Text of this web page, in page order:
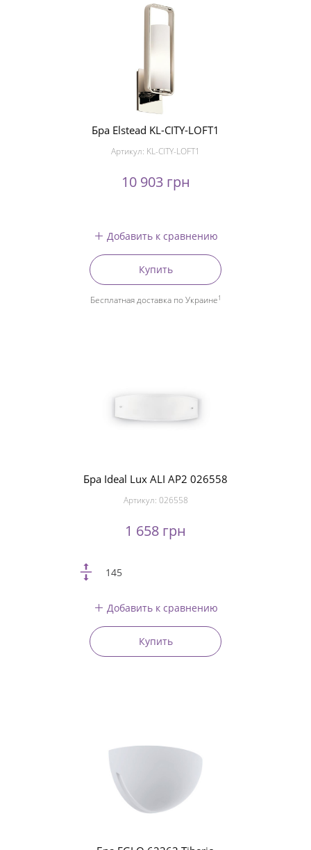
Бра Elstead KL-CITY-LOFT1
Артикул: KL-CITY-LOFT1
10 903 грн
Добавить к сравнению
Купить
Бесплатная доставка по Украине1
Бра Ideal Lux ALI AP2 026558
Артикул: 026558
1 658 грн
145
Добавить к сравнению
Купить